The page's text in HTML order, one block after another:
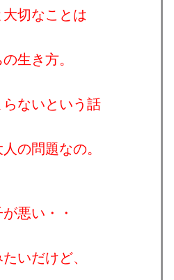
切なことは
生き方。
ないという話
の問題なの。
悪い・・
いだけど、